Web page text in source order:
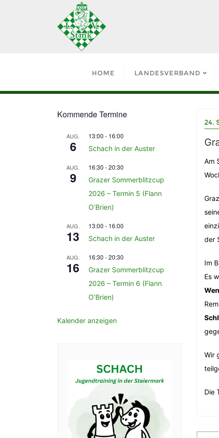
HOME LANDESVERBAND
24.
Am
der
Im
Es
Wir
Die
Kommende Termine
AUG.
6
13:00 - 16:00
Schach in der Auster
AUG.
9
16:30 -20:30
Grazer Sommerblitzcup
2026 – Termin 5 (Flann
O’Brien)
AUG.
13
13:00 - 16:00
Schach in der Auster
AUG.
16
16:30 -20:30
Grazer Sommerblitzcup
2026 – Termin 6 (Flann
O’Brien)
Kalender anzeigen